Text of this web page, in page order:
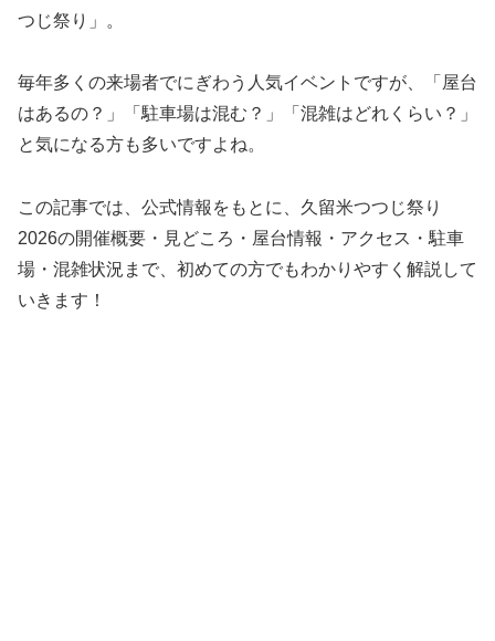
つじ祭り」。
毎年多くの来場者でにぎわう人気イベントですが、「屋台
はあるの？」「駐車場は混む？」「混雑はどれくらい？」
と気になる方も多いですよね。
この記事では、公式情報をもとに、久留米つつじ祭り
2026の開催概要・見どころ・屋台情報・アクセス・駐車
場・混雑状況まで、初めての方でもわかりやすく解説して
いきます！